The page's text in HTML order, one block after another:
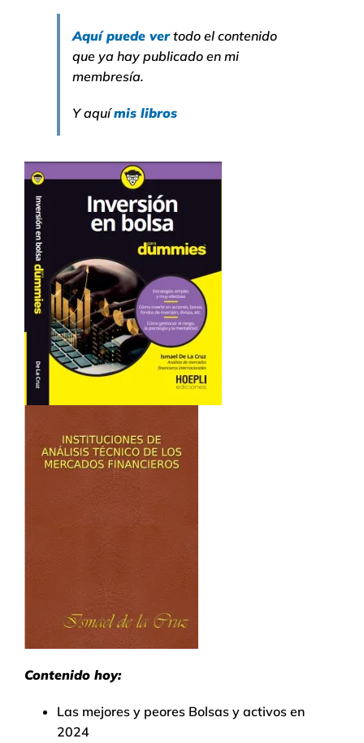
Aquí puede vertodo el contenido
que ya hay publicado en mi
membresía.
Y aquímis libros
Contenido hoy:
Las mejores y peores Bolsas y activos en
2024